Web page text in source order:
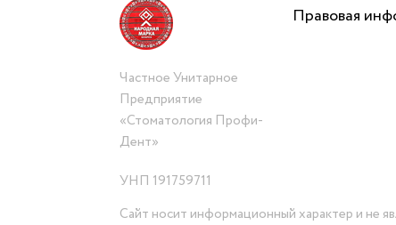
Частное Унитарное
Предприятие
«Стоматология Профи-
Дент»
УНП 191759711
Правовая
Сайт носит информационный характер и не